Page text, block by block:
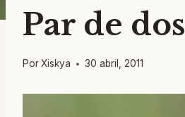
Par de dos
PorXiskya 30 abril, 2011